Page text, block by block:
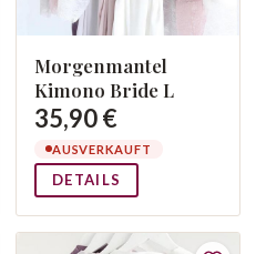
Morgenmantel
Kimono Bride L
35,90 €
AUSVERKAUFT
DETAILS